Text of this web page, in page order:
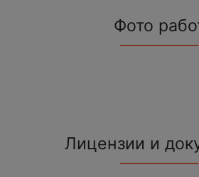
Фото
Лицензии и